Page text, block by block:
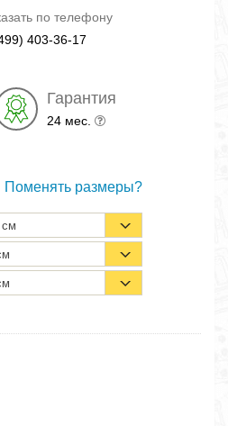
глянец
по телефону
403-36-17
Гарантия
24 мес.
Поменять размеры?
см